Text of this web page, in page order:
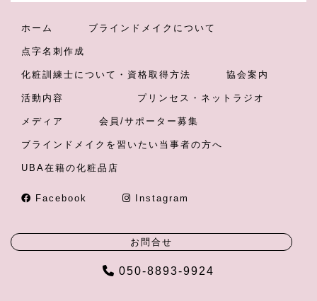
ホーム ブラインドメイクについて
点字名刺作成
化粧訓練士について・資格取得方法 協会案内
活動内容 プリンセス・ネットラジオ
メディア 会員/サポーター募集
ブラインドメイクを習いたい当事者の方へ
UBA在籍の化粧品店
Facebook Instagram
お問合せ
050-8893-9924